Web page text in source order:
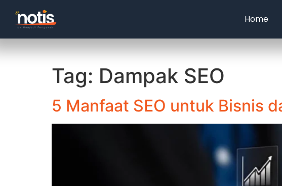
Home
Tag: Dampak SEO
5 Manfaat SEO untuk Bisnis